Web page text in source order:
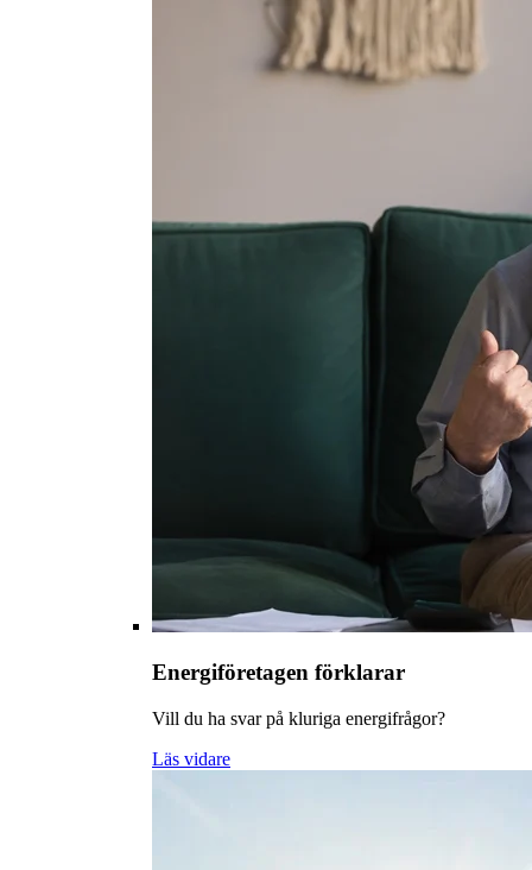
Energiföretagen förklarar
Vill du ha svar på kluriga energifrågor?
Läs vidare